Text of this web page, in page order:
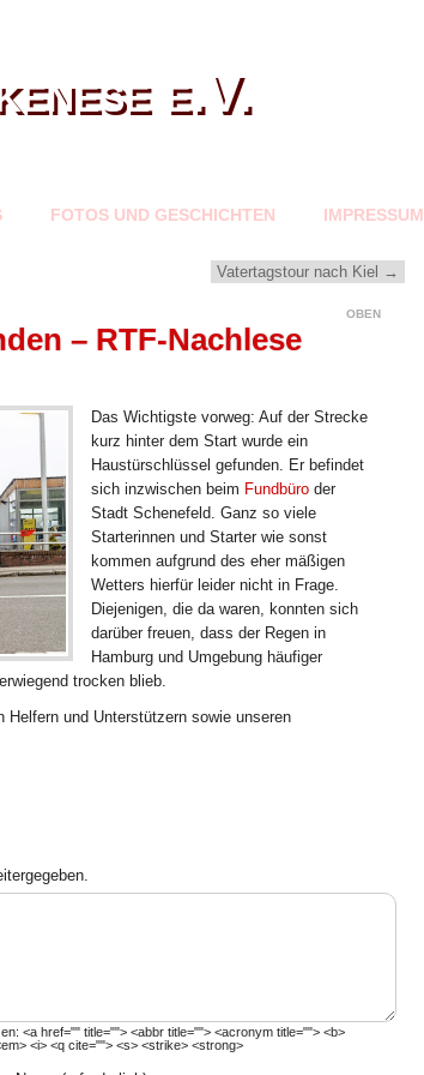
e.V.
FOTOS UND GESCHICHTEN IMPRESSUM
Vatertagstour nach Kiel →
OBEN
– RTF-Nachlese
Das Wichtigste vorweg: Auf der Strecke
kurz hinter dem Start wurde ein
Haustürschlüssel gefunden. Er befindet
sich inzwischen beim Fundbüro der
Stadt Schenefeld. Ganz so viele
Starterinnen und Starter wie sonst
kommen aufgrund des eher mäßigen
Wetters hierfür leider nicht in Frage.
Diejenigen, die da waren, konnten sich
darüber freuen, dass der Regen in
Hamburg und Umgebung häufiger
trocken blieb.
Helfern und Unterstützern sowie unseren
<a href="" title=""> <abbr title=""> <acronym title=""> <b>
<i> <q cite=""> <s> <strike> <strong>